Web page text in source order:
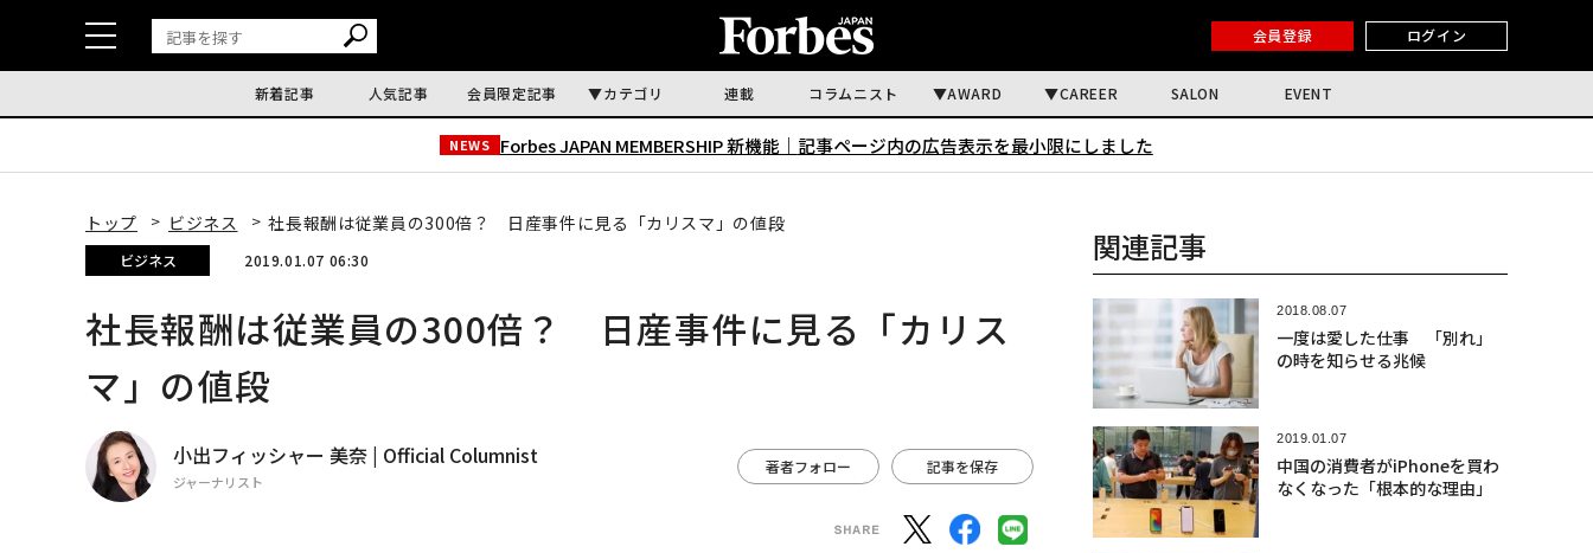
会員登録 ログイン
新着記事 人気記事 会員限定記事 カテゴリ 連載 コラムニスト AWARD CAREER SALON EVENT
NEWS Forbes JAPAN MEMBERSHIP 新機能｜ 記事ページ内の広告表示を最小限にしました
トップ ビジネス 社長報酬は従業員の300倍？ 日産事件に見る「カリスマ」の値段
ビジネス 2019.01.07 06:30
社長報酬は従業員の300倍？ 日産事件に見る「カリス
マ」の値段
小出フィッシャー 美奈 | Official Columnist
ジャーナリスト
著者フォロー 記事を保存
関連記事
2018.08.07
一度は愛した仕事 「別れ」
の時を知らせる兆候
2019.01.07
中国の消費者がiPhoneを買わ
なくなった「根本的な理由」